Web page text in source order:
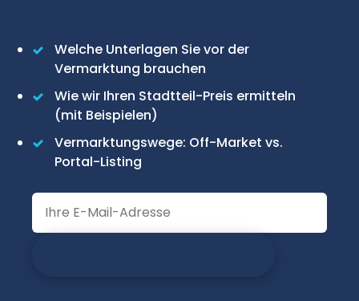
Welche Unterlagen Sie vor der
Vermarktung brauchen
Wie wir Ihren Stadtteil-Preis ermitteln
(mit Beispielen)
Vermarktungswege: Off-Market vs.
Portal-Listing